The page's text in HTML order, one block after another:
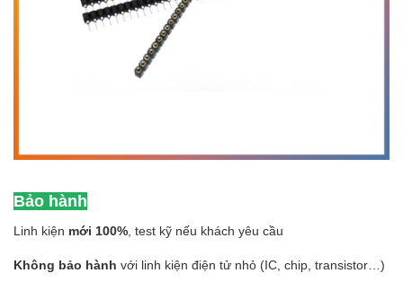
Bảo hành
Linh kiện mới 100% , test kỹ nếu khách yêu cầu
Không bảo hành với linh kiện điện tử nhỏ (IC, chip, transistor…)